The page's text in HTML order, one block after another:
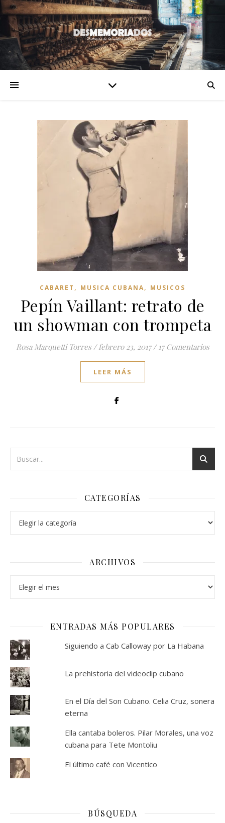
CABARET , MUSICA CUBANA, MUSICOS
Pepín Vaillant: retrato de
un showman con trompeta
Rosa Marquetti Torres / febrero 23, 2017 / 17 Comentarios
LEER MÁS
CATEGORÍAS
ARCHIVOS
ENTRADAS MÁS POPULARES
Siguiendo a Cab Calloway por La Habana
La prehistoria del videoclip cubano
En el Día del Son Cubano. Celia Cruz, sonera
eterna
Ella cantaba boleros. Pilar Morales, una voz
cubana para Tete Montoliu
El último café con Vicentico
BÚSQUEDA